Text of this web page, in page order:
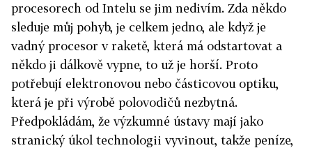
procesorech od Intelu se jim nedivím. Zda někdo
sleduje můj pohyb, je celkem jedno, ale když je
vadný procesor v raketě, která má odstartovat a
někdo ji dálkově vypne, to už je horší. Proto
potřebují elektronovou nebo částicovou optiku,
která je při výrobě polovodičů nezbytná.
Předpokládám, že výzkumné ústavy mají jako
stranický úkol technologii vyvinout, takže peníze,